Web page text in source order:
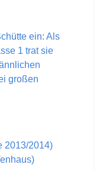
ein: Als
1 trat sie
großen
2013/2014)